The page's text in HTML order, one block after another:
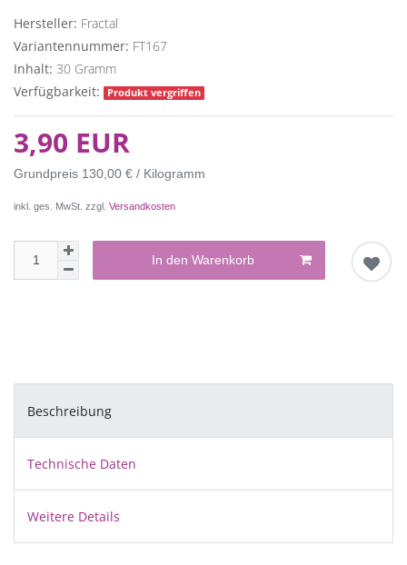
Hersteller: Fractal
Variantennummer: FT167
Inhalt: 30 Gramm
Verfügbarkeit:
Produkt vergriffen
3,90 EUR
Grundpreis 130,00 € / Kilogramm
inkl. ges. MwSt. zzgl. Versandkosten
In den Warenkorb
Beschreibung
Technische Daten
Weitere Details